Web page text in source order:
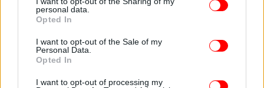
grant or deny consent to Google and its third-party tags to
use your data for below specified purposes in below Google
consent section.
personal data.
Opted In
I want to opt-out of the Sale of my
Personal Data.
Opted In
I want to opt-out of processing my